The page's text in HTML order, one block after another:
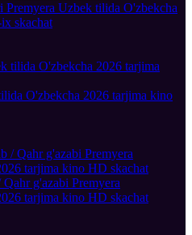
Premyera Uzbek tilida O'zbekcha
skachat
O'zbekcha 2026 tarjima kino
g'azabi Premyera
tarjima kino HD skachat